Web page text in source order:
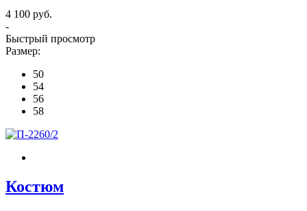
4 100 руб.
-
Быстрый просмотр
Размер:
50
54
56
58
Костюм